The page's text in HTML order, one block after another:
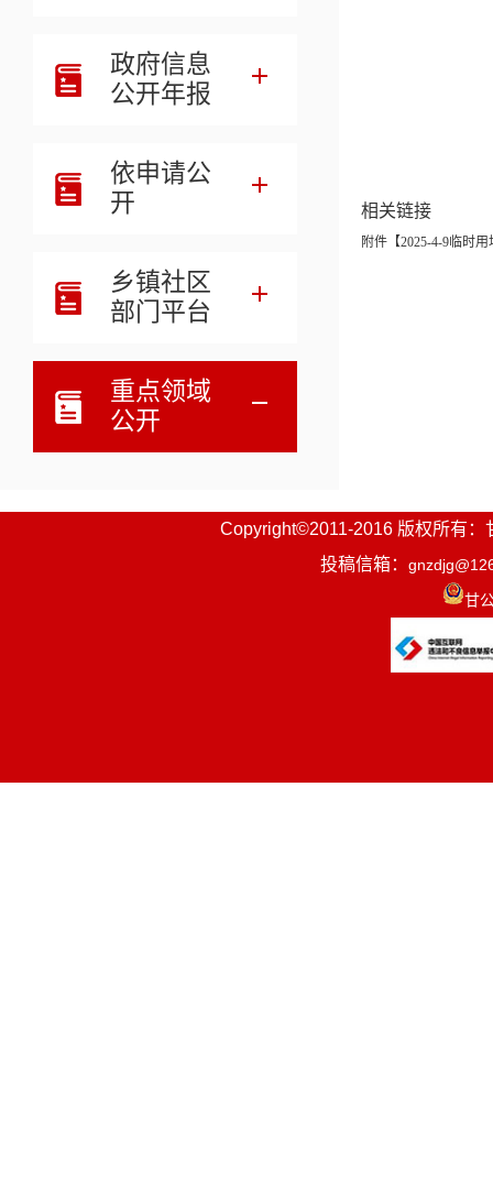
政府信息
公开年报
依申请公
开
乡镇社区
部门平台
重点领域
公开
相关链接
附件【2025-4-9临时
Copyright©2011-2016 版权所有：
投稿信箱：
甘